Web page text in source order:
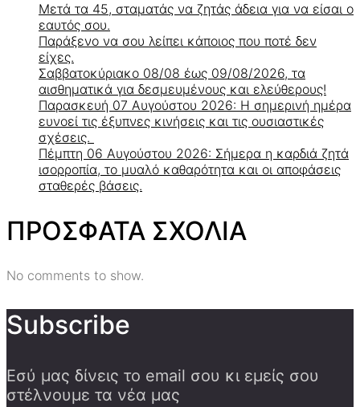
Μετά τα 45, σταματάς να ζητάς άδεια για να είσαι ο
εαυτός σου.
Παράξενο να σου λείπει κάποιος που ποτέ δεν
είχες.
Σαββατοκύριακο 08/08 έως 09/08/2026, τα
αισθηματικά για δεσμευμένους και ελεύθερους!
Παρασκευή 07 Αυγούστου 2026: Η σημερινή ημέρα
ευνοεί τις έξυπνες κινήσεις και τις ουσιαστικές
σχέσεις.
Πέμπτη 06 Αυγούστου 2026: Σήμερα η καρδιά ζητά
ισορροπία, το μυαλό καθαρότητα και οι αποφάσεις
σταθερές βάσεις.
ΠΡΟΣΦΑΤΑ ΣΧΟΛΙΑ
No comments to show.
Subscribe
Εσύ μας δίνεις το email σου κι εμείς σου
στέλνουμε τα νέα μας